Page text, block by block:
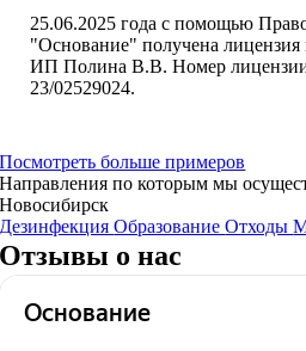
25.06.2025 года с помощью
"Основание" получена
ИП Полина В.В. Номер
23/02529024.
Посмотреть больше примеров
Направления по которым мы
Новосибирск
ДезинфекцияОбразованиеОтходы
Отзывы о нас